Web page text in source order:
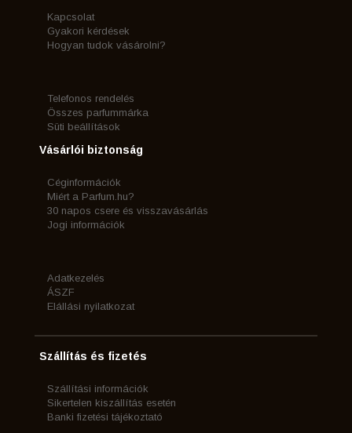
Kapcsolat
Gyakori kérdések
Hogyan tudok vásárolni?
Telefonos rendelés
Összes parfummárka
Süti beállítások
Vásárlói biztonság
Céginformációk
Miért a Parfum.hu?
30 napos csere és visszavásárlás
Jogi információk
Adatkezelés
ÁSZF
Elállási nyilatkozat
Szállítás és fizetés
Szállítási információk
Sikertelen kiszállítás esetén
Banki fizetési tájékoztató